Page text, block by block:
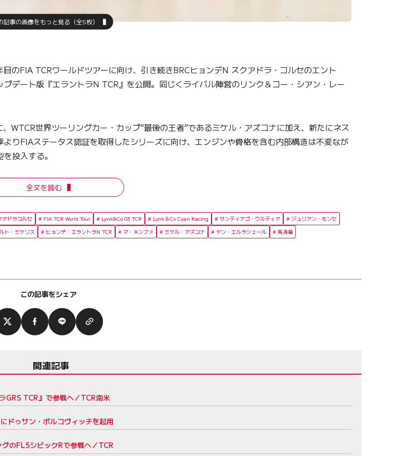
記事の画像をもっと見る（全5枚）
FIA TCRワールドツアーに向け、引き続きBRCヒョンデN スクアドラ・コルセのエント
デート版『エラントラN TCR』を公開。同じくライバル陣営のリンク＆コー・シアン・レー
WTCR世界ツーリングカー・カップ“最後の王者”であるミケル・アズコナに加え、新たにネス
りFIAステータス認証を取得したシリーズに向け、エンジンや骨格を含む内部構造は不変なが
投入する。
全文を読む
アドラコルセ FIA TCR World Tour Lynk&Co 03 TCR Lynk＆Co Cyan Racing サンティアゴ・ウルティア
ジュリアン・モンセ
ト・ミケリス ヒョンデ・エラントラN TCR マ・キンファ ミケル・アズコナ ヤン・エルラシェール 馬清華
この記事をシェア
関連記事
GRS TCR』で参戦へ／TCR南米
ドゥサン・ボルコヴィッチを起用
のFL5シビックRで参戦へ／TCR